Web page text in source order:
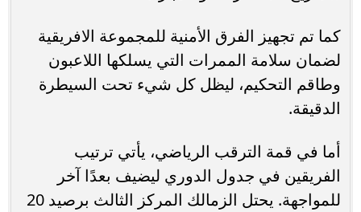
كما تم تجهيز الفرق الأمنية للمجموعة الافريقية
لضمان سلامة الممرات التي يسلكها اللاعبون
وطاقم التحكيم، ليظل كل شيء تحت السيطرة
الدقيقة.
أما في قمة الترقب الرياضي، يأتي ترتيب
الفريقين في جدول الدوري ليضيف بعدًا آخر
للمواجهة. يحتل الزمالك المركز الثالث برصيد 20